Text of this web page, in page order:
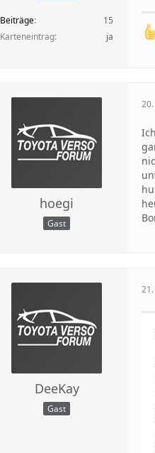
Beiträge
15
Karteneintrag
ja
hoegi
Gast
DeeKay
Gast